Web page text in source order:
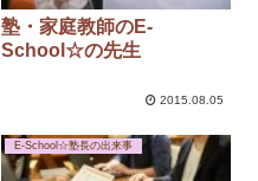
塾・家庭教師のE-
School☆の先生
2015.08.05
E-School☆塾長の出来事